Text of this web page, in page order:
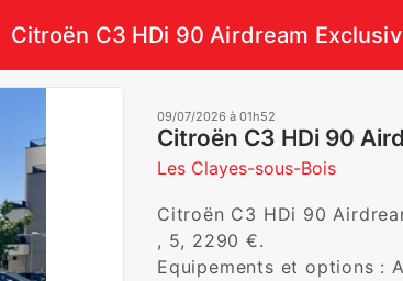
Citroën C3 HDi 90 Airdream
09/07/2026 à 01h52
Citroën C3 HDi 90
Les Clayes-sous-Bois
Citroën C3 HDi 90
, 5, 2290 €.
Equipements et options :